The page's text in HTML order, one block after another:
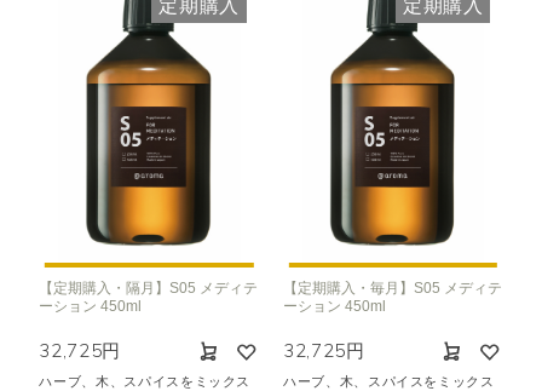
定期購入
【定期購入・隔月】S05 メディテ
ーション 450ml
32,725円
ハーブ、木、スパイスをミックス
定期購入
【定期購入・毎月】S05 メディテ
ーション 450ml
32,725円
ハーブ、木、スパイスをミックス